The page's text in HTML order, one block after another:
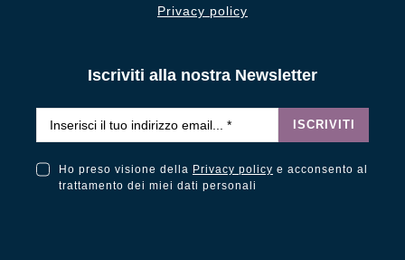
Privacy policy
Iscriviti alla nostra Newsletter
ISCRIVITI
Ho preso visione della Privacy policy e acconsento al
trattamento dei miei dati personali